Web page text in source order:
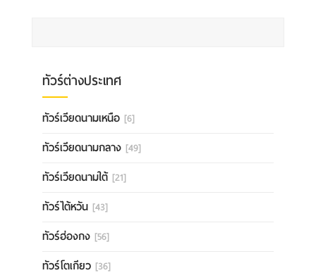
ทัวร์ต่างประเทศ
ทัวร์เวียดนามเหนือ [6]
ทัวร์เวียดนามกลาง [49]
ทัวร์เวียดนามใต้ [21]
ทัวร์ไต้หวัน [43]
ทัวร์ฮ่องกง [56]
ทัวร์โตเกียว [36]